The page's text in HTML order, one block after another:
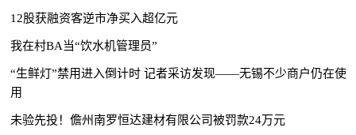
12股获融资客逆市净买入超亿元
我在村BA当“饮水机管理员”
“生鲜灯”禁用进入倒计时 记者采访发现——无锡不少商户仍在使
用
未验先投！儋州南罗恒达建材有限公司被罚款24万元